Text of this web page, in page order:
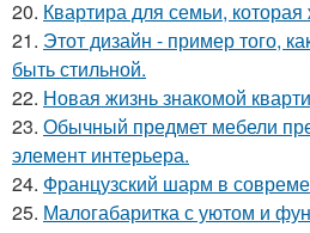
20. Квартира для семьи,
21. Этот дизайн - пример того,
быть стильной.
22. Новая жизнь знакомой
23. Обычный предмет мебели
элемент интерьера.
24. Французский шарм в
25. Малогабаритка с уютом и